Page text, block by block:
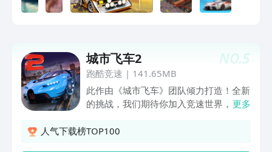
NO.5
城市飞车2
跑酷竞速 | 141.65MB
此作由《城市飞车》团队倾力打造！全新
的挑战，我们期待你加入竞速世界，成为
美感与力量，以狂野的速度，飞驰于地平
更多
人气下载榜TOP100